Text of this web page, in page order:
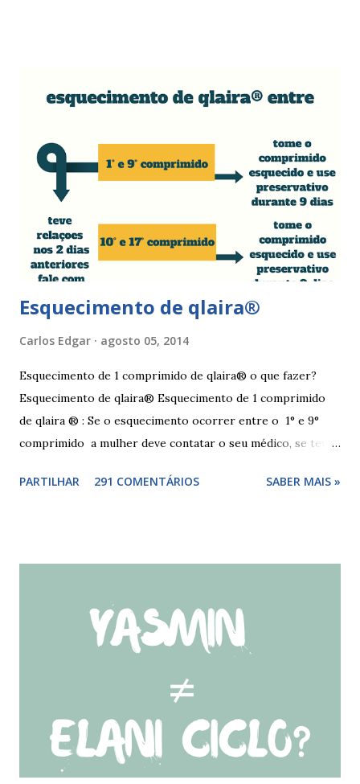
de roupa sintética, entre outras. Como tratar as fissuras
sexuais durante 4 dias, aplicar pomada pastosa de vitamina
A e óxido de zinco, fazer a higiene intima duas vezes ao dia
com sabonete de pH neutro e quando retomar as relações
sexuais deverá garantir que a ferida está cicatrizada e que
está lubrificada, se necessário usar um lubrific...
Esquecimento de qlaira®
Carlos Edgar agosto 05, 2014
Esquecimento de 1 comprimido de qlaira® o que fazer?
Esquecimento de qlaira® Esquecimento de 1 comprimido
de qlaira ® : Se o esquecimento ocorrer entre o 1° e 9°
comprimido a mulher deve contatar o seu médico, se teve
comprimido(s) esquecidos, continuar a tomar os restantes
Se o esquecimento ocorrer entre o 18° e o 24°
comprimido a mulher deve iniciar nova cartela ou carteira
esquecimento ocorrer entre o 25° e o 26° comprimido a
tomando os restantes. Se...
PARTILHAR 291 COMENTÁRIOS SABER MAIS »